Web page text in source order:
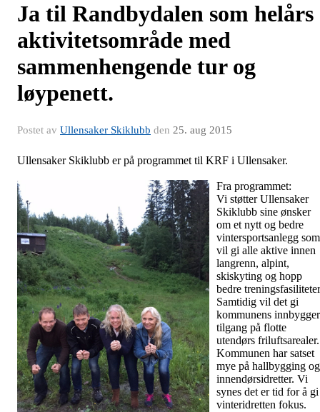
Ja til Randbydalen som helårs
aktivitetsområde med
sammenhengende tur og
løypenett.
Postet av Ullensaker Skiklubb den 25. aug 2015
Ullensaker Skiklubb er på programmet til KRF i Ullensaker.
Fra programmet:
Vi støtter Ullensaker
Skiklubb sine ønsker
om et nytt og bedre
vintersportsanlegg som
vil gi alle aktive innen
langrenn, alpint,
skiskyting og hopp
bedre
Samtidig vil det gi
kommunens
tilgang på flotte
utendørs friluftsarealer.
Kommunen har satset
mye på hallbygging og
innendørsidretter. Vi
synes det er tid for å gi
vinteridretten fokus.